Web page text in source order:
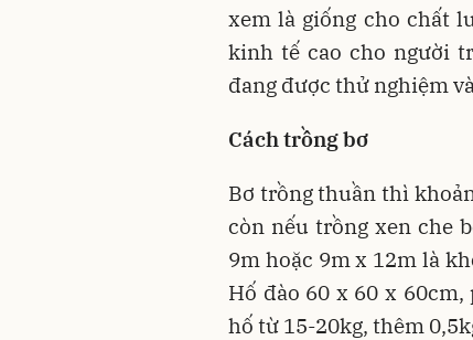
xem là giống cho chất
kinh tế cao cho người
đang được thử nghiệm
Cách trồng bơ
Bơ trồng thuần thì
còn nếu trồng xen che
9m hoặc 9m x 12m là
Hố đào 60 x 60 x
hố từ 15-20kg, thêm